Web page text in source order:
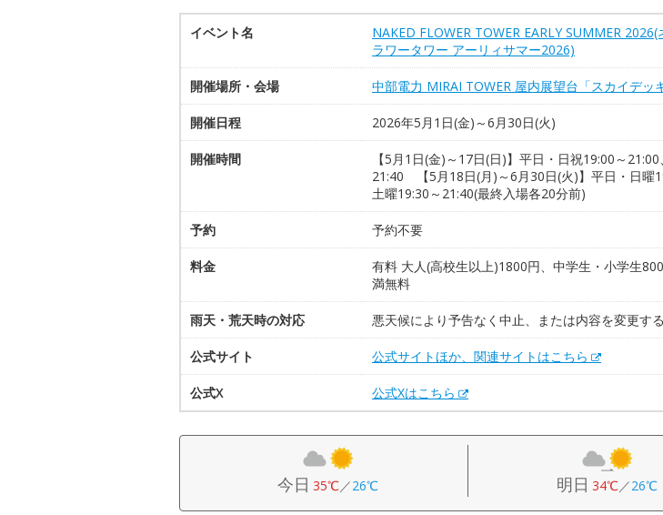
イベント名
NAKED FLOWER TOWER EARLY SUMMER
ラワータワー アーリィサマー2026)
開催場所・会場 中部電力 MIRAI TOWER 屋内展望台「スカイデッ
開催日程 2026年5月1日(金)～6月30日(火)
開催時間
【5月1日(金)～17日(日)】平日・日祝19:00～
21:40 【5月18日(月)～6月30日(火)】平日・日曜
土曜19:30～21:40(最終入場各20分前)
予約 予約不要
料金
有料 大人(高校生以上)1800円、中学生・小学生
満無料
雨天・荒天時の対応 悪天候により予告なく中止、または内容を変更す
公式サイト 公式サイトほか、関連サイトはこちら
公式X 公式Xはこちら
今日 35℃／26℃ 明日 34℃／26℃